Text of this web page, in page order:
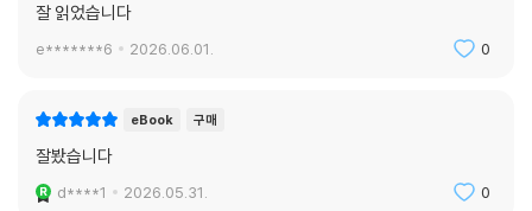
잘 읽었습니다
e*******6 2026.06.01. 0
eBook 구매
잘봤습니다
d****1 2026.05.31. 0